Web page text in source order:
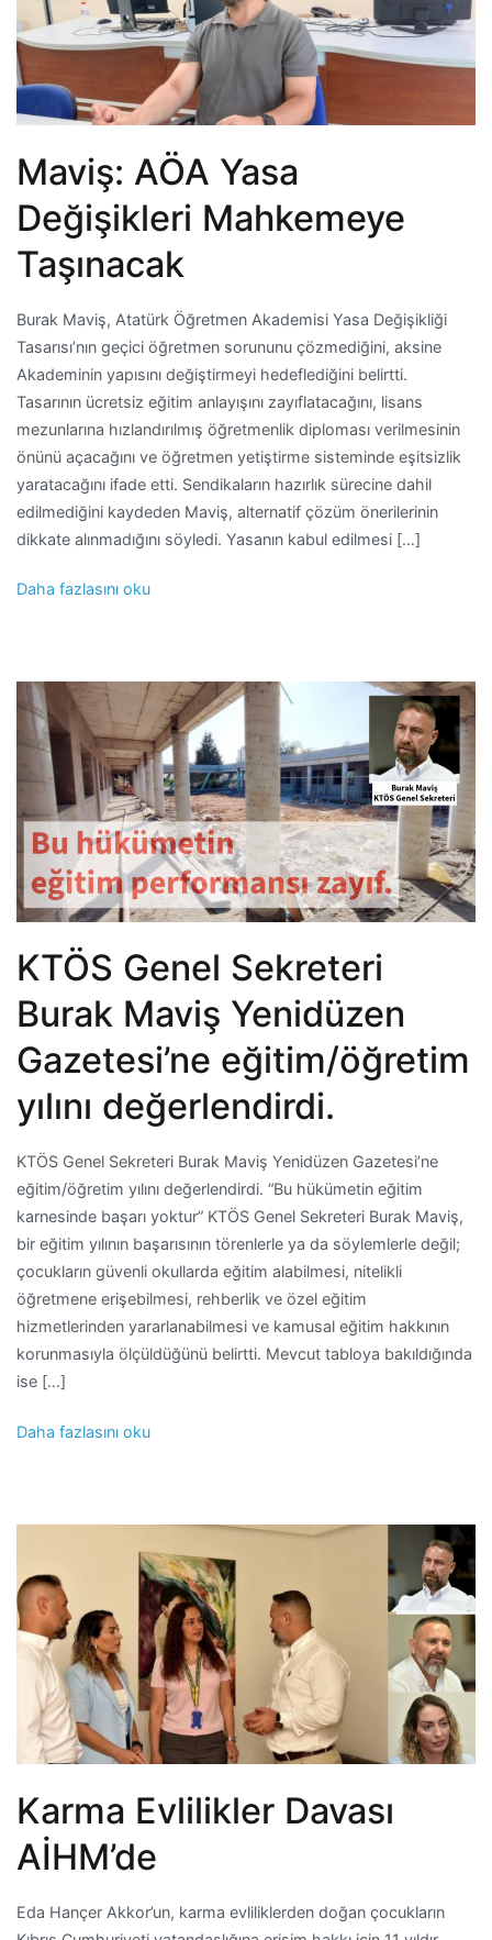
Maviş: AÖA Yasa
Değişikleri Mahkemeye
Taşınacak
Burak Maviş, Atatürk Öğretmen Akademisi Yasa Değişikliği
Tasarısı’nın geçici öğretmen sorununu çözmediğini, aksine
Akademinin yapısını değiştirmeyi hedeflediğini belirtti.
Tasarının ücretsiz eğitim anlayışını zayıflatacağını, lisans
mezunlarına hızlandırılmış öğretmenlik diploması verilmesinin
önünü açacağını ve öğretmen yetiştirme sisteminde eşitsizlik
yaratacağını ifade etti. Sendikaların hazırlık sürecine dahil
edilmediğini kaydeden Maviş, alternatif çözüm önerilerinin
dikkate alınmadığını söyledi. Yasanın kabul edilmesi […]
Daha fazlasını oku
KTÖS Genel Sekreteri
Burak Maviş Yenidüzen
Gazetesi’ne eğitim/öğretim
yılını değerlendirdi.
KTÖS Genel Sekreteri Burak Maviş Yenidüzen Gazetesi’ne
eğitim/öğretim yılını değerlendirdi. “Bu hükümetin eğitim
karnesinde başarı yoktur” KTÖS Genel Sekreteri Burak Maviş,
bir eğitim yılının başarısının törenlerle ya da söylemlerle değil;
çocukların güvenli okullarda eğitim alabilmesi, nitelikli
öğretmene erişebilmesi, rehberlik ve özel eğitim
hizmetlerinden yararlanabilmesi ve kamusal eğitim hakkının
korunmasıyla ölçüldüğünü belirtti. Mevcut tabloya bakıldığında
ise […]
Daha fazlasını oku
Karma Evlilikler Davası
AİHM’de
Eda Hançer Akkor’un, karma evliliklerden doğan çocukların